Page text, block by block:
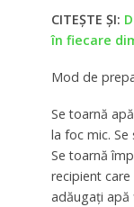
CITEȘTE ȘI:
în fiecare
Mod de
Se toarnă
la foc mic.
Se toarnă
recipient
adăugați apă